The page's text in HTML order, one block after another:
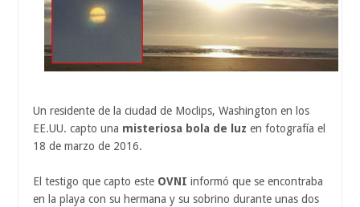
Un residente de la ciudad de Moclips, Washington en los
EE.UU. capto una misteriosa bola de luz en fotografía el
18 de marzo de 2016.
El testigo que capto este OVNI informó que se encontraba
en la playa con su hermana y su sobrino durante unas dos